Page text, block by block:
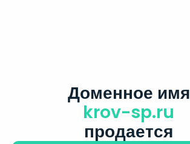
Доменное имя
krov-sp.ru
продается